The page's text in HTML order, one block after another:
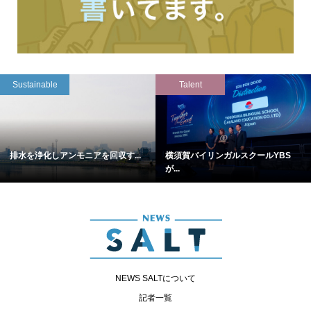
Sustainable
排水を浄化しアンモニアを回収す...
Talent
横須賀バイリンガルスクールYBS
が...
NEWS SALTについて
記者一覧